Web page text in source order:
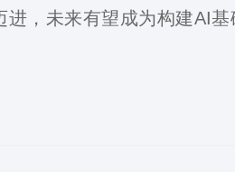
进，未来有望成为构建AI